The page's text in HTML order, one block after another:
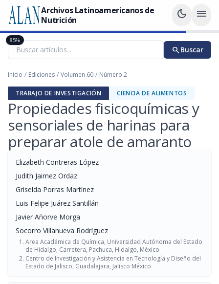
Archivos Latinoamericanos de
Nutrición
dark_mode menu
searchBuscar
Inicio / Ediciones / Volumen 60 / Número 2
TRABAJO DE INVESTIGACIÓN CIENCIA DE ALIMENTOS
Propiedades fisicoquímicas y
sensoriales de harinas para
preparar atole de amaranto
Elizabeth Contreras López
Judith Jaimez Ordaz
Griselda Porras Martínez
Luis Felipe Juárez Santillán
Javier Añorve Morga
Socorro Villanueva Rodríguez
Area Académica de Química, Universidad Autónoma del Estado
de Hidalgo, Carretera, Pachuca, Hidalgo, México
Centro de Investigación y Asistencia en Tecnología y Diseño del
Estado de Jalisco, Guadalajara, Jalisco México
85%